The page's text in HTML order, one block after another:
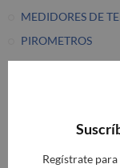
MEDIDORES DE
PIROMETROS
TACOMETROS
DETECTOR DE
APLICACION DE
BARE BOARD
Regístrate